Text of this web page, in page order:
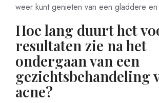
weer kunt genieten van een gladdere
Hoe lang duurt het
resultaten zie na het
ondergaan van een
gezichtsbehandeling
acne?